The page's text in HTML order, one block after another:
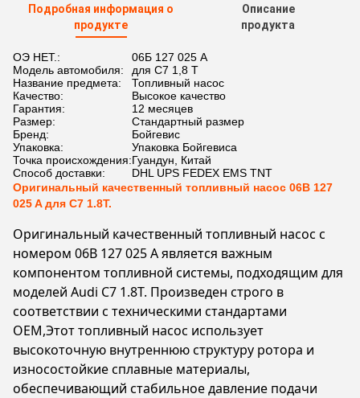
Подробная информация о
продукте
Описание
продукта
ОЭ НЕТ.:
06Б 127 025 А
Модель автомобиля:
для С7 1,8 Т
Название предмета:
Топливный насос
Качество:
Высокое качество
Гарантия:
12 месяцев
Размер:
Стандартный размер
Бренд:
Бойгевис
Упаковка:
Упаковка Бойгевиса
Точка происхождения:Гуандун, Китай
Способ доставки:
DHL UPS FEDEX EMS TNT
Оригинальный качественный топливный насос 06B 127
025 A для C7 1.8T.
Оригинальный качественный топливный насос с
номером 06B 127 025 A является важным
компонентом топливной системы, подходящим для
моделей Audi C7 1.8T. Произведен строго в
соответствии с техническими стандартами
OEM,Этот топливный насос использует
высокоточную внутреннюю структуру ротора и
износостойкие сплавные материалы,
обеспечивающий стабильное давление подачи